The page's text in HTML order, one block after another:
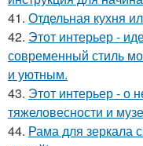
41. Отдельная кухня
42. Этот интерьер -
современный стиль
и уютным.
43. Этот интерьер - о
тяжеловесности и
44. Рама для зеркала